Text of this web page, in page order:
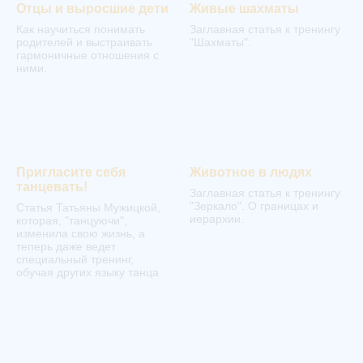
Отцы и выросшие дети
Как научиться понимать
родителей и выстраивать
гармоничные отношения с
ними.
Живые шахматы
Заглавная статья к тренингу
"Шахматы".
Пригласите себя
танцевать!
Статья Татьяны Мужицкой,
которая, "танцуючи",
изменила свою жизнь, а
теперь даже ведет
специальный тренинг,
обучая других языку танца
Животное в людях
Заглавная статья к тренингу
"Зеркало". О границах и
иерархии.